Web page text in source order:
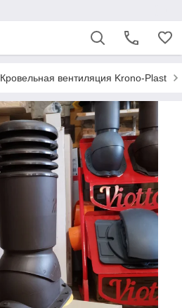
Кровельная вентиляция Krono-Plast